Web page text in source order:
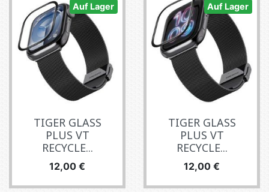
Auf Lager
TIGER GLASS
PLUS VT
RECYCLE...
Preis
12,00 €
Auf Lager
TIGER GLASS
PLUS VT
RECYCLE...
Preis
12,00 €